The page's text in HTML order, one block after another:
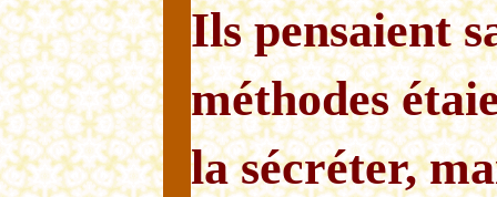
Ils pensaient
méthodes
la sécréter,